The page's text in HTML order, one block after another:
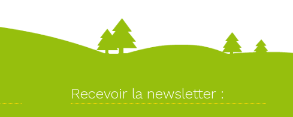
Recevoir la newsletter :